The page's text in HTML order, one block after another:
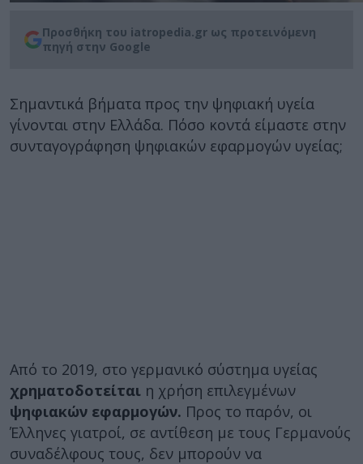
Προσθήκη του iatropedia.gr ως προτεινόμενη
πηγή στην Google
Σημαντικά βήματα προς την ψηφιακή υγεία
γίνονται στην Ελλάδα. Πόσο κοντά είμαστε στην
συνταγογράφηση ψηφιακών εφαρμογών υγείας;
Από το 2019, στο γερμανικό σύστημα υγείας
χρηματοδοτείται η χρήση επιλεγμένων
ψηφιακών εφαρμογών. Προς το παρόν, οι
Έλληνες γιατροί, σε αντίθεση με τους Γερμανούς
συναδέλφους τους, δεν μπορούν να